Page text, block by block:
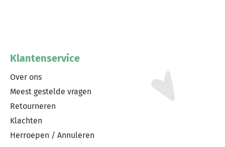
Klantenservice
Over ons
Meest gestelde vragen
Retourneren
Klachten
Herroepen / Annuleren